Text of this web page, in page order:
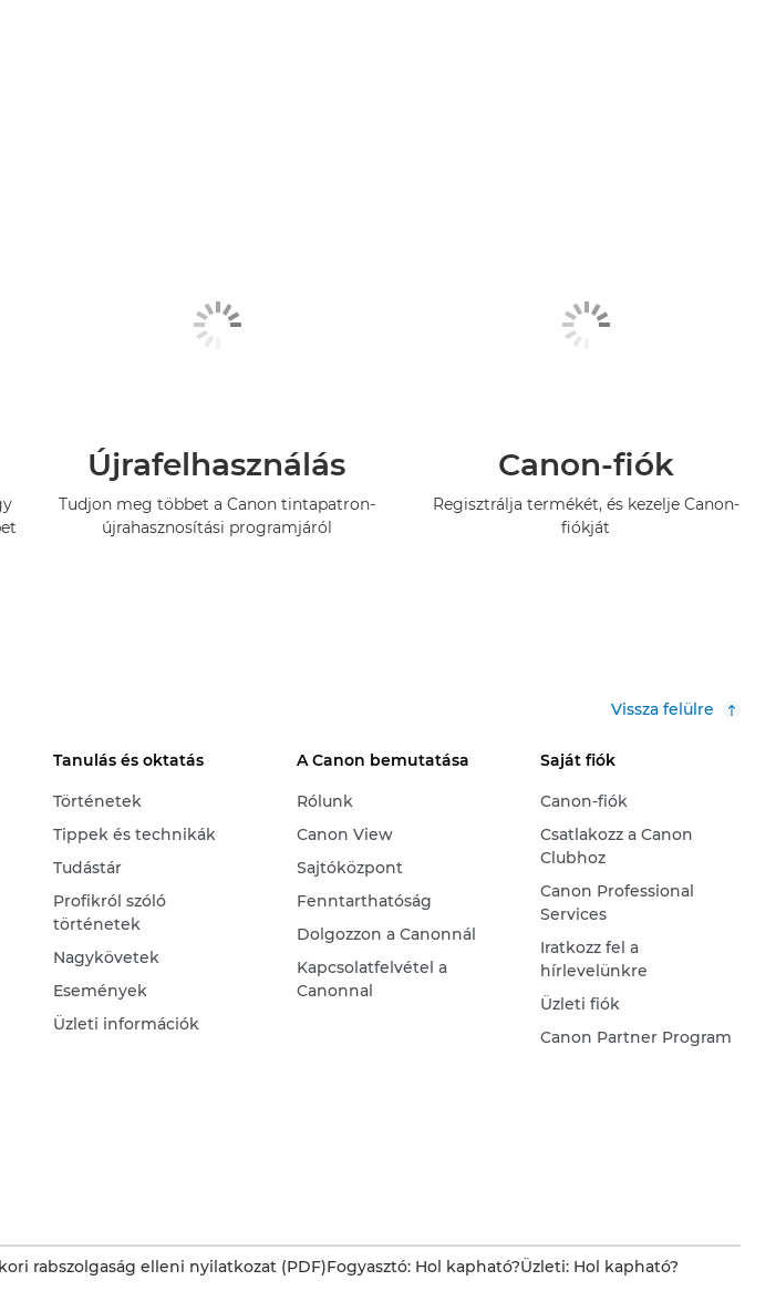
Újrafelhasználás
Tudjon meg többet a Canon tintapatron-
újrahasznosítási programjáról
Canon-fiók
Regisztrálja termékét, és kezelje Canon-
fiókját
Vissza felülre
Tanulás és oktatás
Történetek
Tippek és technikák
Tudástár
Profikról szóló
történetek
Nagykövetek
Események
Üzleti információk
A Canon bemutatása
Rólunk
Canon View
Sajtóközpont
Fenntarthatóság
Dolgozzon a Canonnál
Kapcsolatfelvétel a
Canonnal
Saját fiók
Canon-fiók
Csatlakozz a Canon
Clubhoz
Canon Professional
Services
Iratkozz fel a
hírlevelünkre
Üzleti fiók
Canon Partner Program
rabszolgaság elleni nyilatkozat (PDF)Fogyasztó: Hol kapható?Üzleti: Hol kapható?